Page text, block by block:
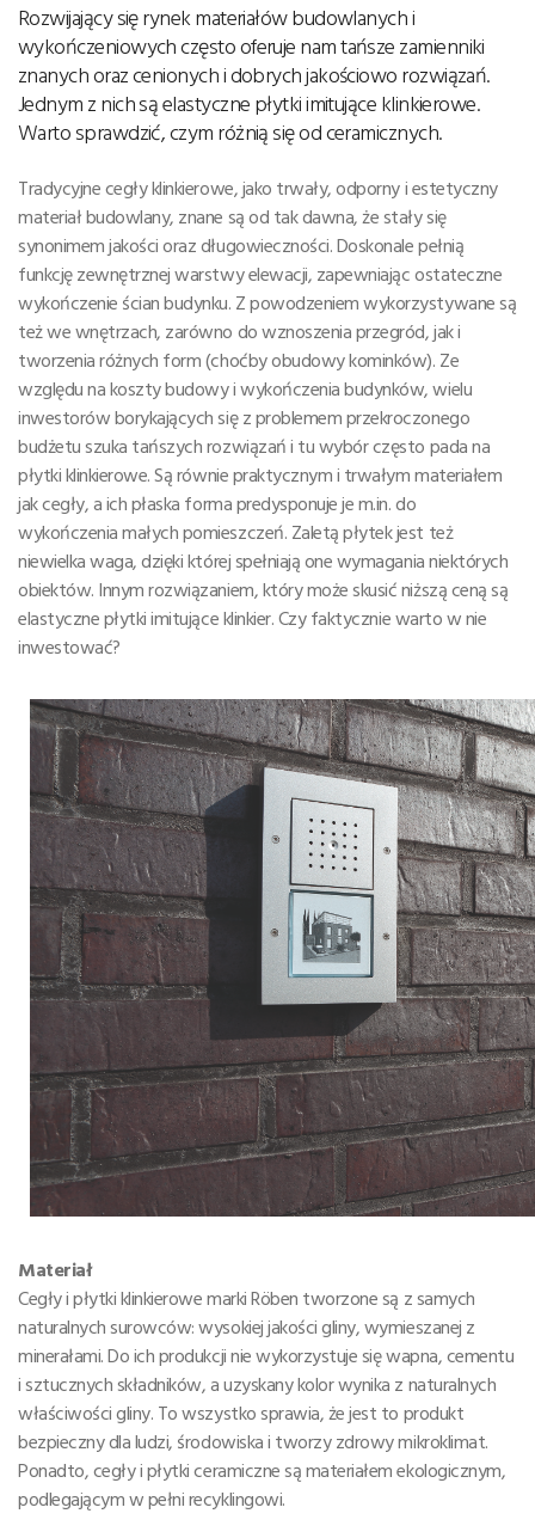
Rozwijający się rynek materiałów budowlanych i
wykończeniowych często oferuje nam tańsze zamienniki
znanych oraz cenionych i dobrych jakościowo rozwiązań.
Jednym z nich są elastyczne płytki imitujące klinkierowe.
Warto sprawdzić, czym różnią się od ceramicznych.
Tradycyjne cegły klinkierowe, jako trwały, odporny i estetyczny
materiał budowlany, znane są od tak dawna, że stały się
synonimem jakości oraz długowieczności. Doskonale pełnią
funkcję zewnętrznej warstwy elewacji, zapewniając ostateczne
wykończenie ścian budynku. Z powodzeniem wykorzystywane są
też we wnętrzach, zarówno do wznoszenia przegród, jak i
tworzenia różnych form (choćby obudowy kominków). Ze
względu na koszty budowy i wykończenia budynków, wielu
inwestorów borykających się z problemem przekroczonego
budżetu szuka tańszych rozwiązań i tu wybór często pada na
płytki klinkierowe. Są równie praktycznym i trwałym materiałem
jak cegły, a ich płaska forma predysponuje je m.in. do
wykończenia małych pomieszczeń. Zaletą płytek jest też
niewielka waga, dzięki której spełniają one wymagania niektórych
obiektów. Innym rozwiązaniem, który może skusić niższą ceną są
elastyczne płytki imitujące klinkier. Czy faktycznie warto w nie
inwestować?
Materiał
Cegły i płytki klinkierowe marki Röben tworzone są z samych
naturalnych surowców: wysokiej jakości gliny, wymieszanej z
minerałami. Do ich produkcji nie wykorzystuje się wapna, cementu
i sztucznych składników, a uzyskany kolor wynika z naturalnych
właściwości gliny. To wszystko sprawia, że jest to produkt
bezpieczny dla ludzi, środowiska i tworzy zdrowy mikroklimat.
Ponadto, cegły i płytki ceramiczne są materiałem ekologicznym,
podlegającym w pełni recyklingowi.